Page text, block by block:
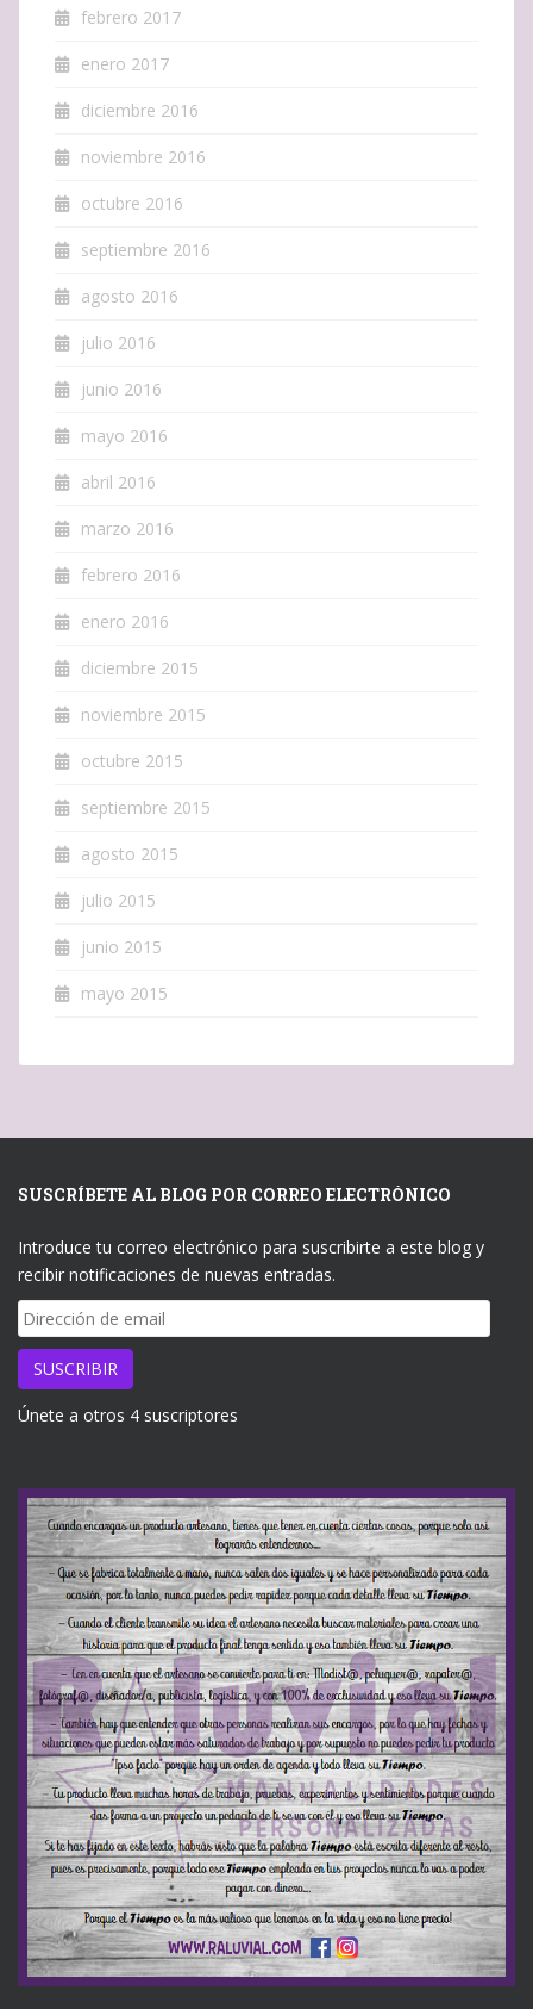
febrero 2017
enero 2017
diciembre 2016
noviembre 2016
octubre 2016
septiembre 2016
agosto 2016
julio 2016
junio 2016
mayo 2016
abril 2016
marzo 2016
febrero 2016
enero 2016
diciembre 2015
noviembre 2015
octubre 2015
septiembre 2015
agosto 2015
julio 2015
junio 2015
mayo 2015
SUSCRÍBETE AL BLOG POR CORREO ELECTRÓNICO
Introduce tu correo electrónico para suscribirte a este blog y
recibir notificaciones de nuevas entradas.
Dirección
de
email
SUSCRIBIR
Únete a otros 4 suscriptores